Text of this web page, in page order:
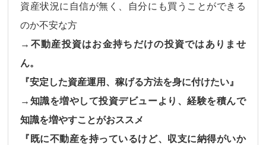
資産状況に自信が無く、自分にも買うことができる
のか不安な方
→不動産投資はお金持ちだけの投資ではありませ
ん。
『安定した資産運用、稼げる方法を身に付けたい』
→知識を増やして投資デビューより、経験を積んで
知識を増やすことがおススメ
『既に不動産を持っているけど、収支に納得がいか